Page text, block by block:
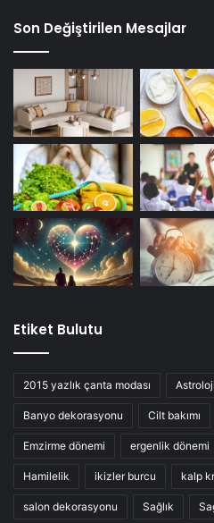
Son Değiştirilen Mesajlar
Etiket Bulutu
2015 yazlık çanta modası Astroloji
Banyo dekorasyonu Cilt bakımı
Emzirme dönemi ergenlik dönemi
Hamilelik ikizler burcu kalp
salon dekorasyonu Sağlık